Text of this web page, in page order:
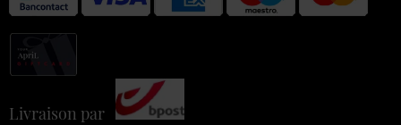
Livraison par